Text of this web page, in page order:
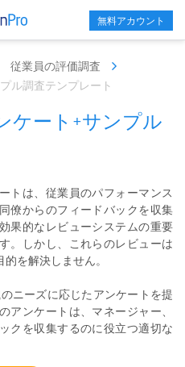
無料アカウント
従業員の評価調査
ル調査テンプレート
ケート+サンプル
トは、従業員のパフォーマンス
僚からのフィードバックを収集
果的なレビューシステムの重要
。しかし、これらのレビューは
を解決しません。
ニーズに応じたアンケートを提
アンケートは、マネージャー、
クを収集するのに役立つ適切な